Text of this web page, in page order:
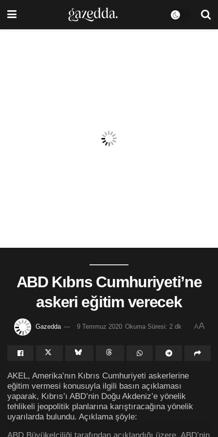
ABD Kıbrıs Cumhuriyeti’ne
askeri eğitim verecek
Gazedda 9 Temmuz 2020 Okuma Süresi: 2 dk AA
AKEL, Amerika’nın Kıbrıs Cumhuriyeti askerlerine
eğitim vermesi konusuyla ilgili basın açıklaması
yaparak, Kıbrıs’ı ABD’nin Doğu Akdeniz’e yönelik
tehlikeli jeopolitik planlarına karıştıracağına yönelik
uyarılarda bulundu. Açıklama şöyle: